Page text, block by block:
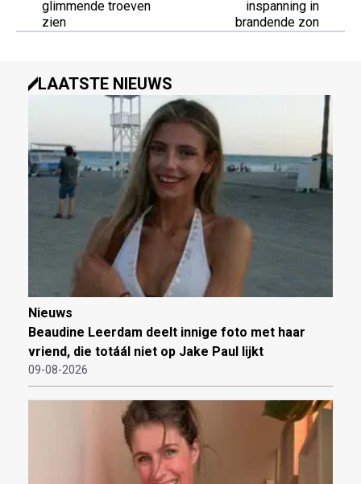
glimmende troeven
zien
inspanning in
brandende zon
LAATSTE NIEUWS
Nieuws
Beaudine Leerdam deelt innige foto met haar
vriend, die totáál niet op Jake Paul lijkt
09-08-2026